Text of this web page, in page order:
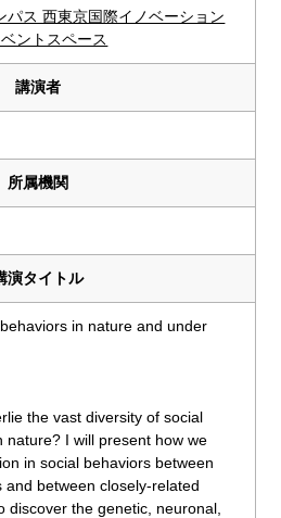
パス 西東京国際イノベーション
ントスペース
講演者
所属機関
演タイトル
in nature and under
the vast diversity of social
nature? I will present how we
in social behaviors between
and between closely-related
discover the genetic, neuronal,